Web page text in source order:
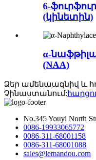
6-
(կինետին)
α-
(NAA)
Ձեր ամենաազնիվ և
Չինաստանում:
No.345 Youyi North
0086-19933065772
0086-311-68001158
0086-311-68001088
sales@lemandou.com